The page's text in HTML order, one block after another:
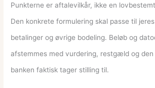
Punkterne er aftalevilkår, ikke en
Den konkrete formulering skal passe til
betalinger og øvrige bodeling. Beløb og
afstemmes med vurdering, restgæld og den
banken faktisk tager stilling til.